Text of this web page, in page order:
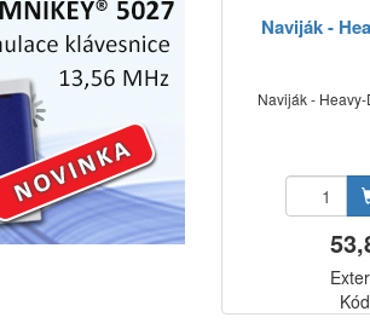
Naviják -
Naviják -